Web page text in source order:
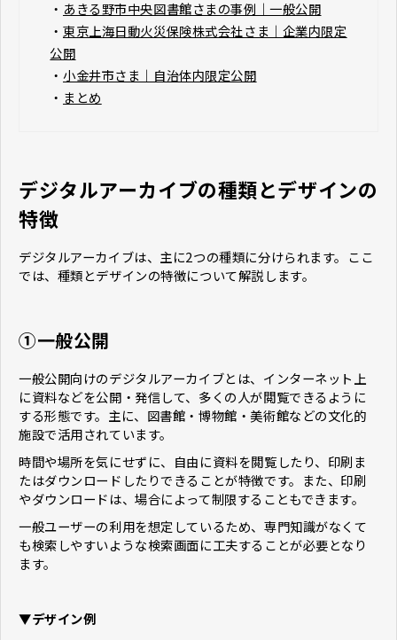
・ あきる野市中央図書館さまの事例｜一般公開
・ 東京上海日動火災保険株式会社さま｜企業内限定
公開
・ 小金井市さま｜自治体内限定公開
・ まとめ
デジタルアーカイブの種類とデザインの
特徴
デジタルアーカイブは、主に2つの種類に分けられます。ここ
では、種類とデザインの特徴について解説します。
①一般公開
一般公開向けのデジタルアーカイブとは、インターネット上
に資料などを公開・発信して、多くの人が閲覧できるように
する形態です。主に、図書館・博物館・美術館などの文化的
施設で活用されています。
時間や場所を気にせずに、自由に資料を閲覧したり、印刷ま
たはダウンロードしたりできることが特徴です。また、印刷
やダウンロードは、場合によって制限することもできます。
一般ユーザーの利用を想定しているため、専門知識がなくて
も検索しやすいような検索画面に工夫することが必要となり
ます。
▼デザイン例